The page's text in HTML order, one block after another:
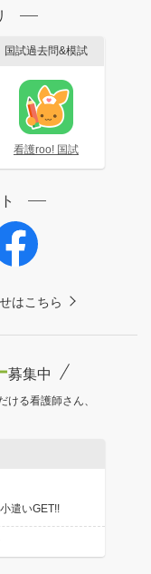
国試過去問&模試
看護roo! 国試
はこちら
募集中
ける看護師さん、
遣いGET!!